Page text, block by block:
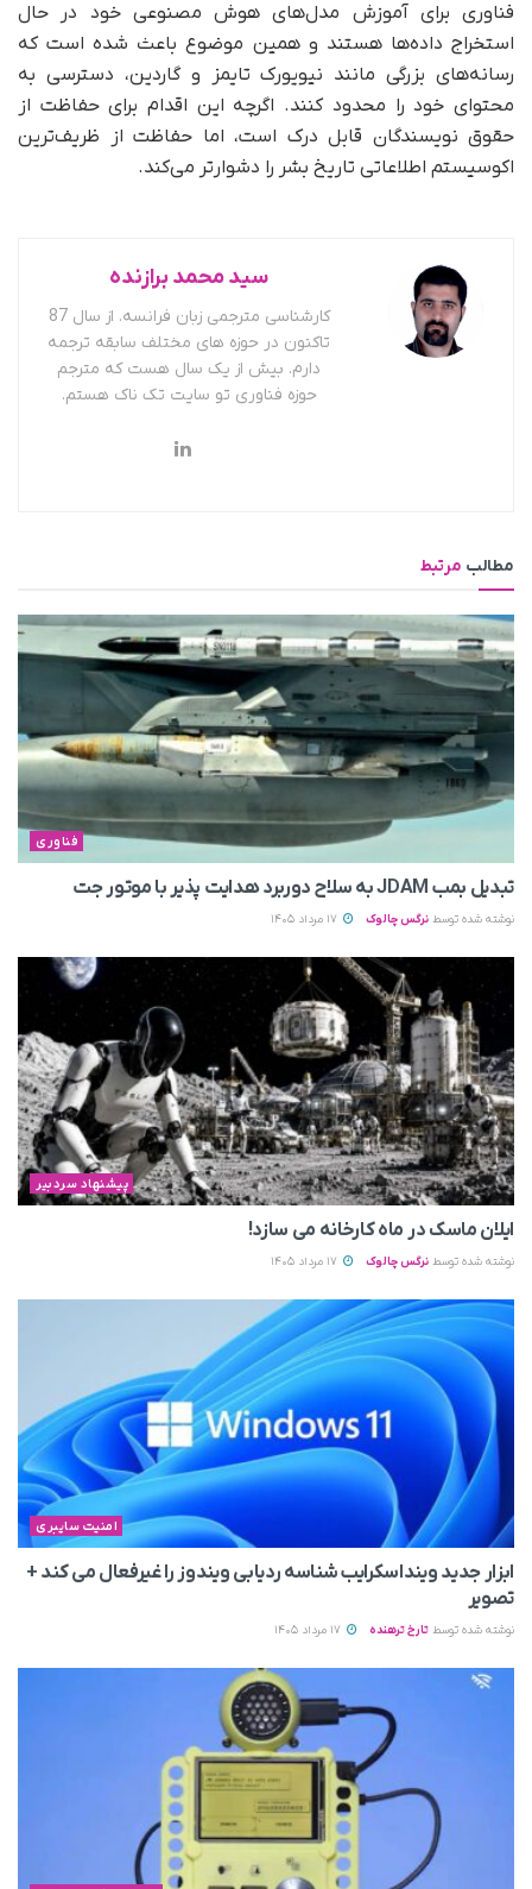
فناوری برای آموزش مدل‌های هوش مصنوعی خود در حال
استخراج داده‌ها هستند و همین موضوع باعث شده است که
رسانه‌های بزرگی مانند نیویورک تایمز و گاردین، دسترسی به
محتوای خود را محدود کنند. اگرچه این اقدام برای حفاظت از
حقوق نویسندگان قابل درک است، اما حفاظت از ظریف‌ترین
اکوسیستم اطلاعاتی تاریخ بشر را دشوارتر می‌کند.
سید محمد برازنده
کارشناسی مترجمی زبان فرانسه. از سال 87
تاکنون در حوزه های مختلف سابقه ترجمه
دارم. بیش از یک سال هست که مترجم
حوزه فناوری تو سایت تک ناک هستم.
مطالب مرتبط
فناوری
تبدیل بمب JDAM به سلاح دوربرد هدایت پذیر با موتور جت
نوشته شده توسط نرگس چالوک
پیشنهاد سردبیر
ایلان ماسک در ماه کارخانه می سازد!
نوشته شده توسط نرگس چالوک
امنیت سایبری
ابزار جدید وینداسکرایب شناسه ردیابی ویندوز را غیرفعال می‌ کند +
تصویر
نوشته شده توسط تارخ ترهنده